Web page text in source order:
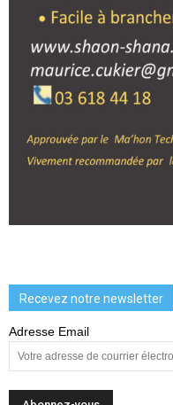
Recevez notre newsletter
Adresse Email